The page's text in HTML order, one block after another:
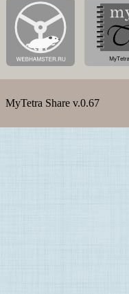
MyTetra Share v.0.67